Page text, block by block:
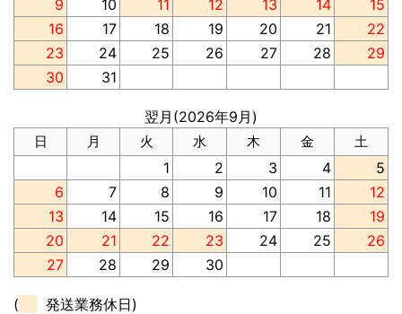
9
10 11 12 13 14
15
16
17 18 19 20 21
22
23
24 25 26 27 28
29
30
31
翌月(2026年9月)
日 月 火 水 木 金 土
1 2 3 4
5
6
7 8 9 10 11
12
13
14 15 16 17 18
19
20
21 22 23 24 25
26
27
28 29 30
( 発送業務休日)